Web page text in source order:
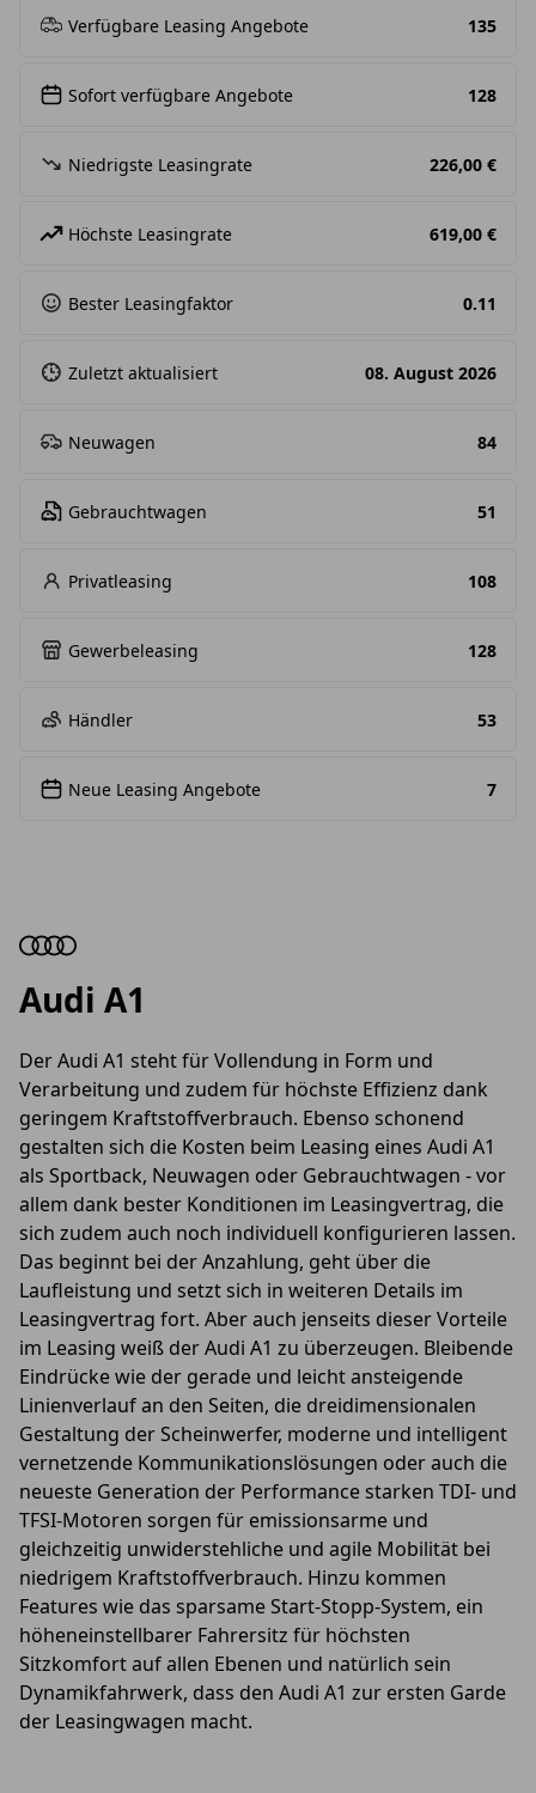
Verfügbare Leasing Angebote 135
Sofort verfügbare Angebote 128
Niedrigste Leasingrate 226,00 €
Höchste Leasingrate 619,00 €
Bester Leasingfaktor 0.11
Zuletzt aktualisiert 08. August 2026
Neuwagen 84
Gebrauchtwagen 51
Privatleasing 108
Gewerbeleasing 128
Händler 53
Neue Leasing Angebote 7
Audi A1
Der Audi A1 steht für Vollendung in Form und
Verarbeitung und zudem für höchste Effizienz dank
geringem Kraftstoffverbrauch. Ebenso schonend
gestalten sich die Kosten beim Leasing eines Audi A1
als Sportback, Neuwagen oder Gebrauchtwagen - vor
allem dank bester Konditionen im Leasingvertrag, die
sich zudem auch noch individuell konfigurieren lassen.
Das beginnt bei der Anzahlung, geht über die
Laufleistung und setzt sich in weiteren Details im
Leasingvertrag fort. Aber auch jenseits dieser Vorteile
im Leasing weiß der Audi A1 zu überzeugen. Bleibende
Eindrücke wie der gerade und leicht ansteigende
Linienverlauf an den Seiten, die dreidimensionalen
Gestaltung der Scheinwerfer, moderne und intelligent
vernetzende Kommunikationslösungen oder auch die
neueste Generation der Performance starken TDI- und
TFSI-Motoren sorgen für emissionsarme und
gleichzeitig unwiderstehliche und agile Mobilität bei
niedrigem Kraftstoffverbrauch. Hinzu kommen
Features wie das sparsame Start-Stopp-System, ein
höheneinstellbarer Fahrersitz für höchsten
Sitzkomfort auf allen Ebenen und natürlich sein
Dynamikfahrwerk, dass den Audi A1 zur ersten Garde
der Leasingwagen macht.